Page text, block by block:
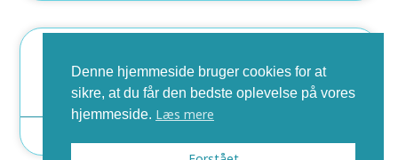
Regnskab er en tidsrøver
LÆS MERE >
Denne hjemmeside bruger cookies for at
sikre, at du får den bedste oplevelse på vores
hjemmeside. Læs mere